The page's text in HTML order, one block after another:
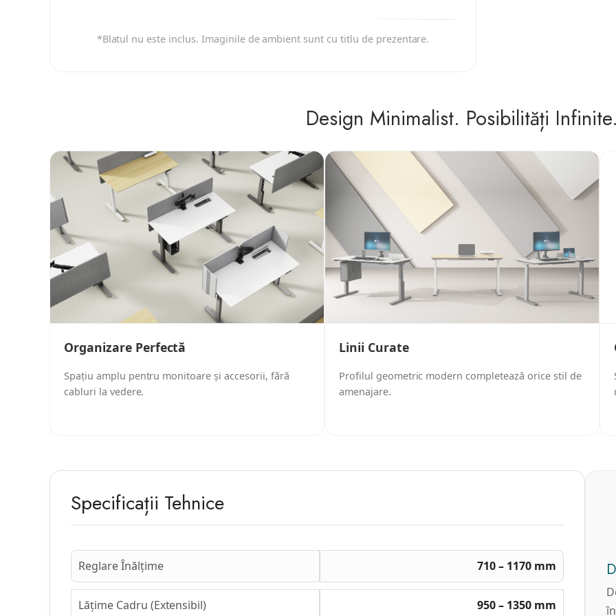
*Blatul nu este inclus. Imaginile de ambient sunt cu titlu de prezentare.
Design Minimalist. Posibilități
Organizare Perfectă
Spațiu amplu pentru monitoare și accesorii, fără
cabluri la vedere.
Linii Curate
Profilul geometric modern completează orice stil de
amenajare.
Specificații Tehnice
Reglare Înălțime 710 – 1170 mm
Lățime Cadru (Extensibil) 950 – 1350 mm